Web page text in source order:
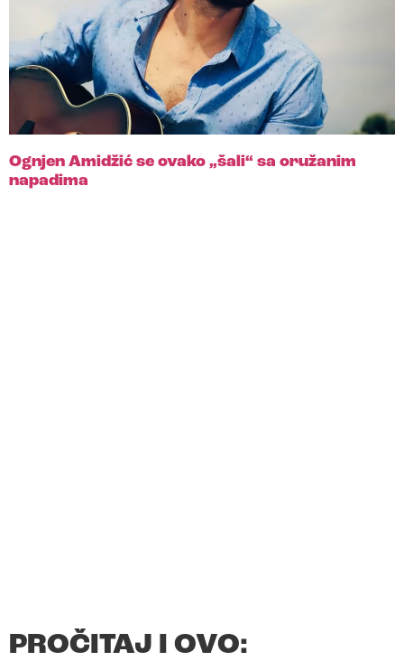
Ognjen Amidžić se ovako „šali“ sa oružanim
napadima
PROČITAJ I OVO: